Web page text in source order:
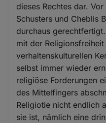
dieses Rechtes dar.
Schusters und Cheblis
durchaus
mit der
verhaltenskulturellen
selbst immer wieder
religiöse Forderungen
des Mittelfingers
Religiotie nicht endlich
sie ist, nämlich eine